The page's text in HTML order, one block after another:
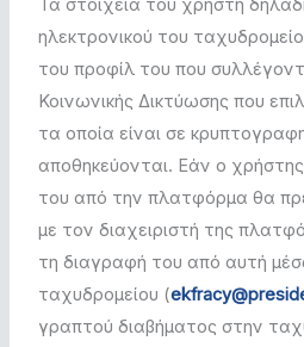
Τα στοιχεία του χρήστη
ηλεκτρονικού του
του προφίλ του που
Κοινωνικής Δικτύωσης που
τα οποία είναι σε
αποθηκεύονται. Εάν ο
του από την πλατφόρμα θα
με τον διαχειριστή της
τη διαγραφή του από αυτή
ταχυδρομείου (
γραπτού διαβήματος στην